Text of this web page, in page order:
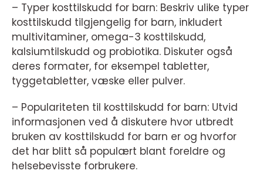
– Typer kosttilskudd for barn: Beskriv ulike typer
kosttilskudd tilgjengelig for barn, inkludert
multivitaminer, omega-3 kosttilskudd,
kalsiumtilskudd og probiotika. Diskuter også
deres formater, for eksempel tabletter,
tyggetabletter, væske eller pulver.
– Populariteten til kosttilskudd for barn: Utvid
informasjonen ved å diskutere hvor utbredt
bruken av kosttilskudd for barn er og hvorfor
det har blitt så populært blant foreldre og
helsebevisste forbrukere.